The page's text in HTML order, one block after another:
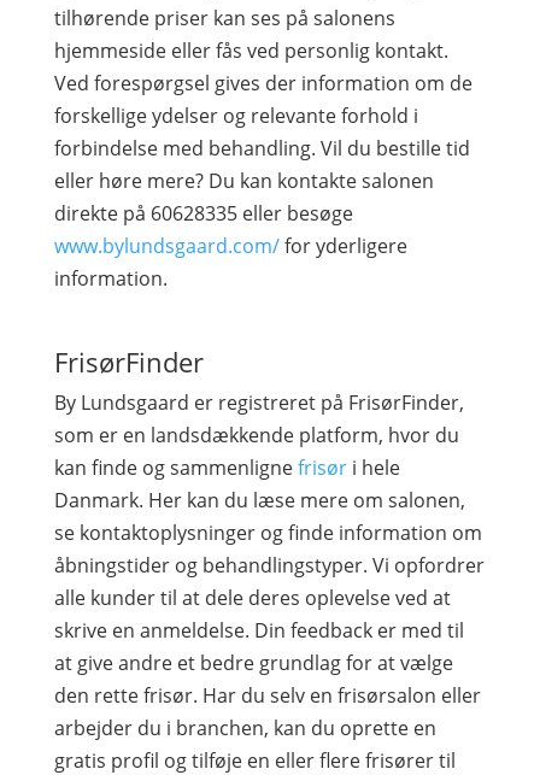
tilhørende priser kan ses på salonens
hjemmeside eller fås ved personlig kontakt.
Ved forespørgsel gives der information om de
forskellige ydelser og relevante forhold i
forbindelse med behandling. Vil du bestille tid
eller høre mere? Du kan kontakte salonen
direkte på 60628335 eller besøge
www.bylundsgaard.com/for yderligere
information.
FrisørFinder
By Lundsgaard er registreret på FrisørFinder,
som er en landsdækkende platform, hvor du
kan finde og sammenlignefrisøri hele
Danmark. Her kan du læse mere om salonen,
se kontaktoplysninger og finde information om
åbningstider og behandlingstyper. Vi opfordrer
alle kunder til at dele deres oplevelse ved at
skrive en anmeldelse. Din feedback er med til
at give andre et bedre grundlag for at vælge
den rette frisør. Har du selv en frisørsalon eller
arbejder du i branchen, kan du oprette en
gratis profil og tilføje en eller flere frisører til